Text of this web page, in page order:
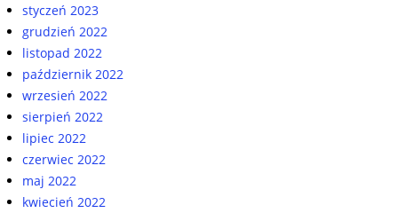
styczeń 2023
grudzień 2022
listopad 2022
październik 2022
wrzesień 2022
sierpień 2022
lipiec 2022
czerwiec 2022
maj 2022
kwiecień 2022